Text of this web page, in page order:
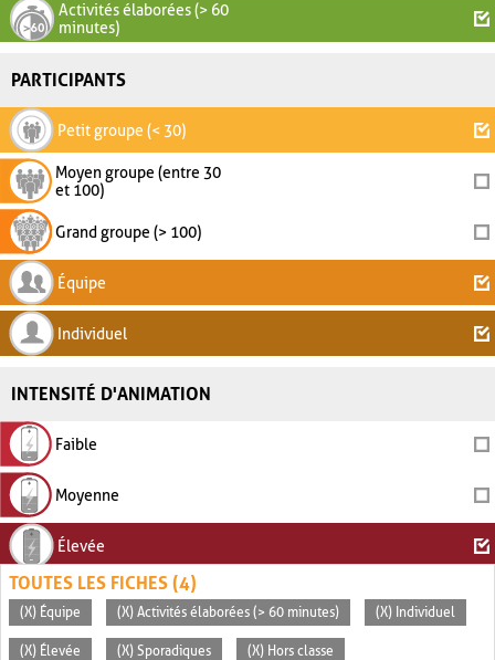
Activités élaborées (> 60
minutes)
PARTICIPANTS
Petit groupe (< 30)
Moyen groupe (entre 30
et 100)
Grand groupe (> 100)
Équipe
Individuel
INTENSITÉ D'ANIMATION
Faible
Moyenne
Élevée
TOUTES LES FICHES (4)
(X) Équipe (X) Activités élaborées (> 60 minutes) (X) Individuel
(X) Élevée (X) Sporadiques (X) Hors classe